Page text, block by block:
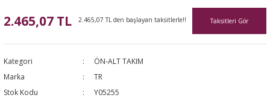
2.465,07 TL 2.465,07 TL den başlayan taksitlerle!! Taksitleri Gör
Kategori
ÖN-ALT TAKIM
Marka
TR
Stok Kodu
Y05255